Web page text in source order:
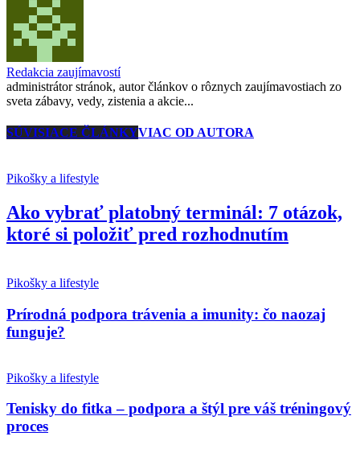
Redakcia zaujímavostí
administrátor stránok, autor článkov o rôznych zaujímavostiach zo
sveta zábavy, vedy, zistenia a akcie...
SÚVISIACE ČLÁNKYVIAC OD AUTORA
Pikošky a lifestyle
Ako vybrať platobný terminál: 7 otázok,
ktoré si položiť pred rozhodnutím
Pikošky a lifestyle
Prírodná podpora trávenia a imunity: čo naozaj
funguje?
Pikošky a lifestyle
Tenisky do fitka – podpora a štýl pre váš tréningový
proces